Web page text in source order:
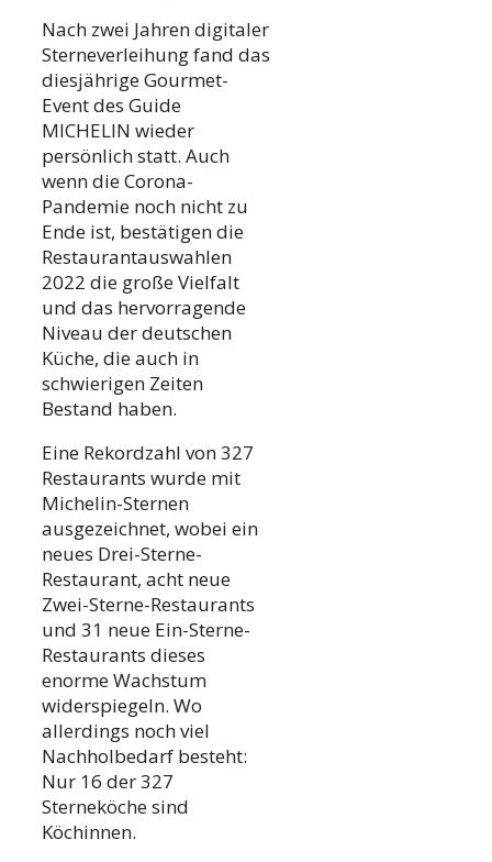
Nach zwei Jahren digitaler
Sterneverleihung fand das
diesjährige Gourmet-
Event des Guide
MICHELIN wieder
persönlich statt. Auch
wenn die Corona-
Pandemie noch nicht zu
Ende ist, bestätigen die
Restaurantauswahlen
2022 die große Vielfalt
und das hervorragende
Niveau der deutschen
Küche, die auch in
schwierigen Zeiten
Bestand haben.
Eine Rekordzahl von 327
Restaurants wurde mit
Michelin-Sternen
ausgezeichnet, wobei ein
neues Drei-Sterne-
Restaurant, acht neue
Zwei-Sterne-Restaurants
und 31 neue Ein-Sterne-
Restaurants dieses
enorme Wachstum
widerspiegeln. Wo
allerdings noch viel
Nachholbedarf besteht:
Nur 16 der 327
Sterneköche sind
Köchinnen.